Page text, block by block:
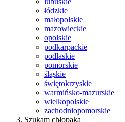
łódzkie
małopolskie
mazowieckie
opolskie
podkarpackie
podlaskie
pomorskie
śląskie
świętokrzyskie
warmińsko-mazurskie
wielkopolskie
zachodniopomorskie
Szukam chłopaka